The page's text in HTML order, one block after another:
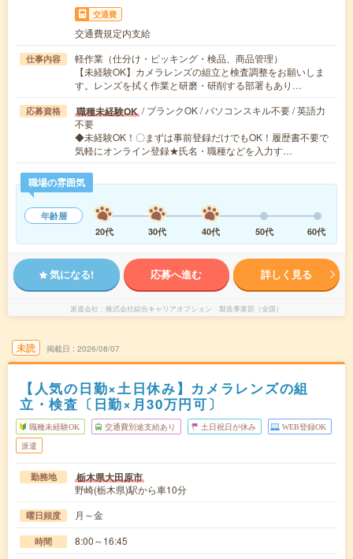
交通費
交通費規定内支給
仕事内容
軽作業（仕分け・ピッキング・検品、商品管理）
【未経験OK】カメラレンズの組立と検査調整をお願いしま
す。レンズを拭く作業と研磨・研削する部署もあり…
応募資格 職種未経験OK / ブランクOK / パソコンスキル不要 / 英語力
不要
◆未経験OK！〇まずは事前登録だけでもOK！履歴書不要で
気軽にオンライン登録★氏名・職種などを入力す…
職場の雰囲気
年齢層
20代
30代 40代 50代 60代
気になる! 応募へ進む 詳しく見る
派遣会社 株式会社綜合キャリアオプション 製造事業部（全国）
未読 掲載日 2026/08/07
【人気の日勤×土日休み】カメラレンズの組
立・検査〔日勤×月30万円可〕
職種未経験OK 交通費別途支給あり 土日祝日が休み WEB登録OK
派遣
勤務地 栃木県大田原市
野崎(栃木県)駅から車10分
曜日頻度 月～金
時間 8:00～16:45